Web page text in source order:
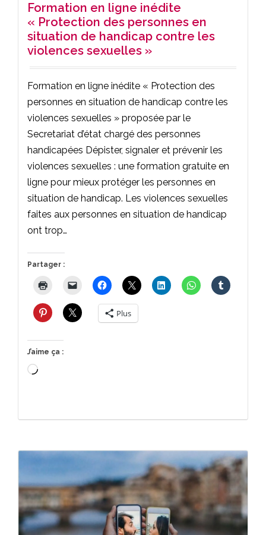
Formation en ligne inédite
« Protection des personnes en
situation de handicap contre les
violences sexuelles »
Formation en ligne inédite « Protection des
personnes en situation de handicap contre les
violences sexuelles » proposée par le
Secretariat d’état chargé des personnes
handicapées Dépister, signaler et prévenir les
violences sexuelles : une formation gratuite en
ligne pour mieux protéger les personnes en
situation de handicap. Les violences sexuelles
faites aux personnes en situation de handicap
ont trop…
Partager :
Plus
J’aime ça :
Chargement…